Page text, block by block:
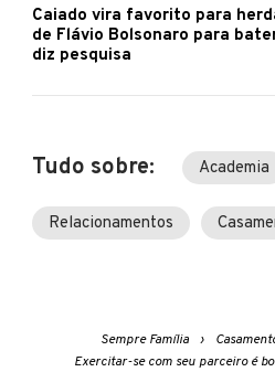
Caiado vira favorito para
de Flávio Bolsonaro para
diz pesquisa
Tudo sobre: Academia
Relacionamentos
Sempre Família
Exercitar-se com seu parceiro é